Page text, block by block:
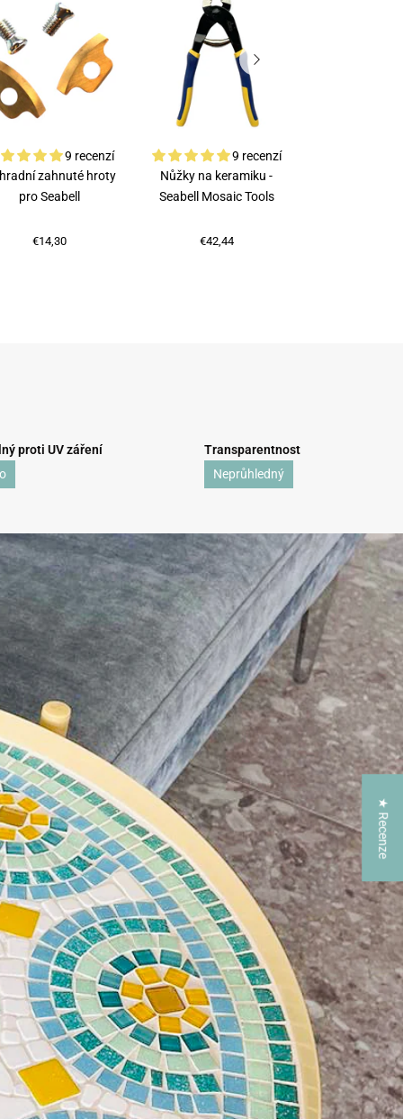
9 recenzí
zahnuté hroty
pro Seabell
€14,30
9 recenzí
Nůžky na keramiku -
Seabell Mosaic Tools
€42,44
proti UV záření
Transparentnost
Neprůhledný
★ Recenze